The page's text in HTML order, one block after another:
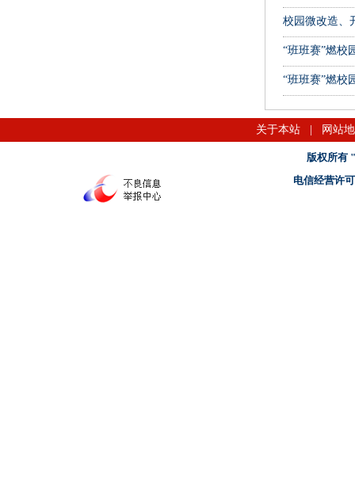
校园微改造、
“班班赛”燃校
“班班赛”燃校
关于本站 网站
版权所有
电信经营许